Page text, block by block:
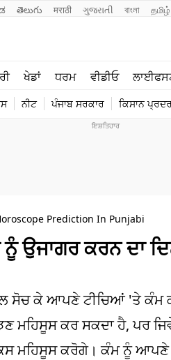
తెలుగు मराठी ગુજરાતી বাংলা தமிழ்
ਖੇਡਾਂ ਧਰਮ ਵੀਡੀਓ
ਨੀਟ ਪੰਜਾਬ ਸਰਕਾਰ ਕਿਸਾਨ
ਪੰਜਾਬ
Prediction In Punjabi
ਉਜਾਗਰ ਕਰਨ ਦਾ
ਸੋਚ ਕੇ ਆਪਣੇ ਟੀਚਿਆਂ 'ਤੇ
ਮਹਿਸੂਸ ਕਰ ਸਕਦਾ ਹੈ, ਪਰ
ਮਹਿਸੂਸ ਕਰੋਗੇ। ਕੰਮ ਨੂੰ ਆਪਣੇ